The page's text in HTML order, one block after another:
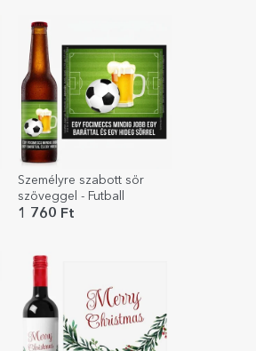
Személyre szabott sör
szöveggel - Futball
1 760 Ft